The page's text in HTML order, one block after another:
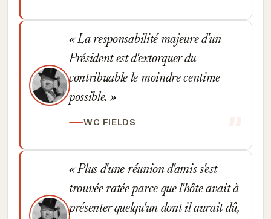
La responsabilité majeure d'un
Président est d'extorquer du
contribuable le moindre centime
possible.
WC FIELDS
Plus d'une réunion d'amis s'est
trouvée ratée parce que l'hôte avait à
présenter quelqu'un dont il aurait dû,